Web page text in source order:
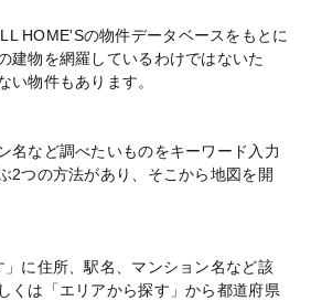
HOME'Sの物件データベースをもとに
建物を網羅しているわけではないた
い物件もあります。
名など調べたいものをキーワード入力
2つの方法があり、そこから地図を開
に住所、駅名、マンション名など該
くは「エリアから探す」から都道府県